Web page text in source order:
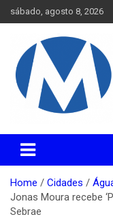
Skip
to
sábado, agosto 8, 2026
Portal
Parnaíba
Home Cidades
Jonas Moura recebe
Sebrae